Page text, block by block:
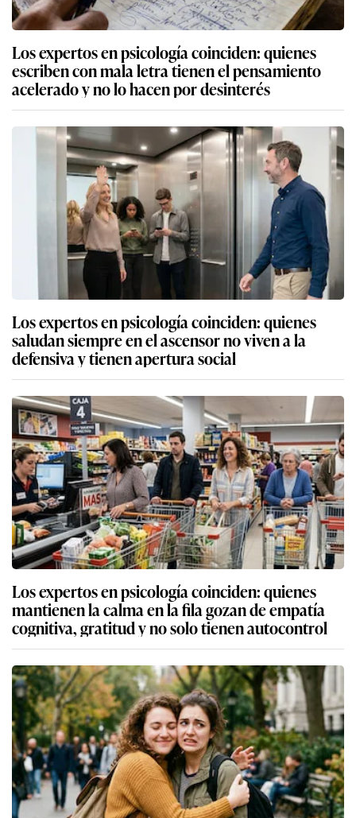
Los expertos en psicología coinciden: quienes
escriben con mala letra tienen el pensamiento
acelerado y no lo hacen por desinterés
Los expertos en psicología coinciden: quienes
saludan siempre en el ascensor no viven a la
defensiva y tienen apertura social
Los expertos en psicología coinciden: quienes
mantienen la calma en la fila gozan de empatía
cognitiva, gratitud y no solo tienen autocontrol